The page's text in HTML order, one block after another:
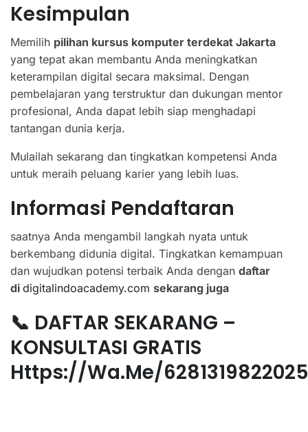
Kesimpulan
Memilih pilihan kursus komputer terdekat Jakarta
yang tepat akan membantu Anda meningkatkan
keterampilan digital secara maksimal. Dengan
pembelajaran yang terstruktur dan dukungan mentor
profesional, Anda dapat lebih siap menghadapi
tantangan dunia kerja.
Mulailah sekarang dan tingkatkan kompetensi Anda
untuk meraih peluang karier yang lebih luas.
Informasi Pendaftaran
saatnya Anda mengambil langkah nyata untuk
berkembang didunia digital. Tingkatkan kemampuan
dan wujudkan potensi terbaik Anda dengan daftar
di digitalindoacademy.com sekarang juga
📞 DAFTAR SEKARANG –
KONSULTASI GRATIS
Https://wa.me/6281319822025